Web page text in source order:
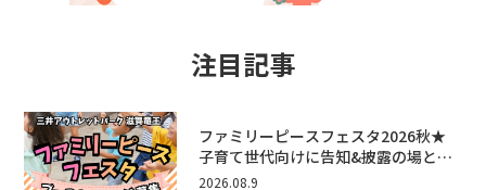
注目記事
ファミリーピースフェスタ2026秋★
子育て世代向けに告知&披露の場とし
て♪ステージ又はブース出店しません
2026.08.9